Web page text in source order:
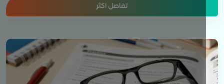
تفاصل اكثر